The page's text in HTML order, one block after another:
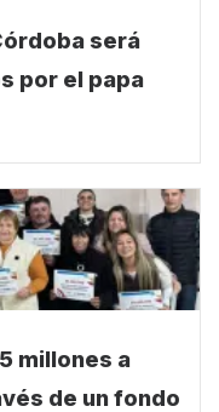
será
por el papa
millones a
de un fondo